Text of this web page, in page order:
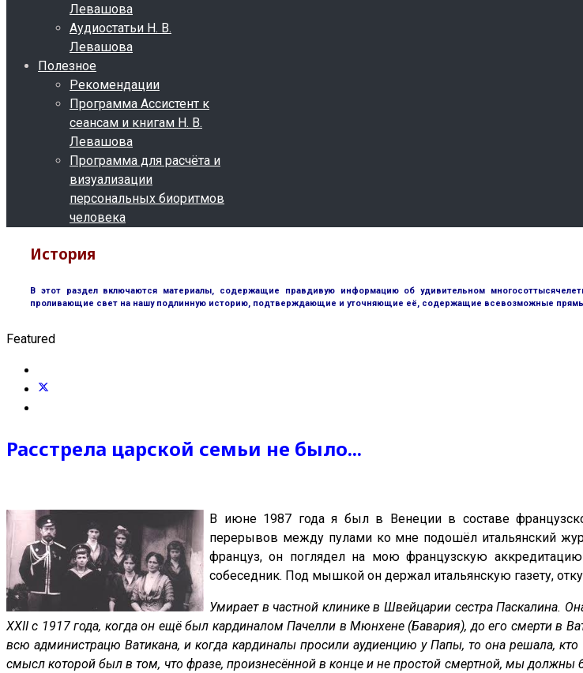
Левашова
Аудиостатьи Н. В.
Левашова
Полезное
Рекомендации
Программа Ассистент к
сеансам и книгам Н. В.
Левашова
Программа для расчёта и
визуализации
персональных биоритмов
человека
История
В этот раздел включаются материалы, содержащие правдивую информацию об удивительном
проливающие свет на нашу подлинную историю, подтверждающие и уточняющие её, содержащие всевозможные
Featured
Расстрела царской семьи не было...
В июне 1987 года я был в Венеции в составе
перерывов между пулами ко мне подошёл итальянский
француз, он поглядел на мою французскую
собеседник. Под мышкой он держал итальянскую газету,
Умирает в частной клинике в Швейцарии сестра Паскалина.
ХХII с 1917 года, когда он ещё был кардиналом Пачелли в Мюнхене (Бавария), до его смерти в
всю администрацю Ватикана, и когда кардиналы просили аудиенцию у Папы, то она решала,
смысл которой был в том, что фразе, произнесённой в конце и не простой смертной, мы должны